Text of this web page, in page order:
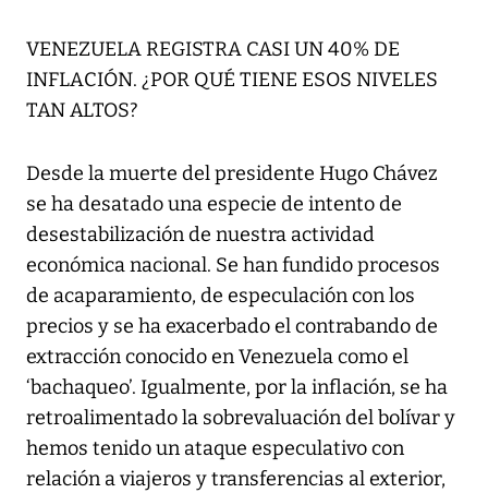
VENEZUELA REGISTRA CASI UN 40% DE
INFLACIÓN. ¿POR QUÉ TIENE ESOS NIVELES
TAN ALTOS?
Desde la muerte del presidente Hugo Chávez
se ha desatado una especie de intento de
desestabilización de nuestra actividad
económica nacional. Se han fundido procesos
de acaparamiento, de especulación con los
precios y se ha exacerbado el contrabando de
extracción conocido en Venezuela como el
‘bachaqueo’. Igualmente, por la inflación, se ha
retroalimentado la sobrevaluación del bolívar y
hemos tenido un ataque especulativo con
relación a viajeros y transferencias al exterior,